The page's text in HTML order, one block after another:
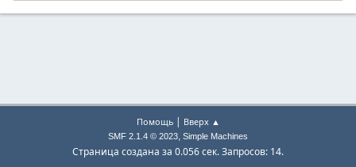
Помощь| Вверх ▲
SMF 2.1.4 © 2023, Simple Machines
Страница создана за 0.056 сек. Запросов: 14.